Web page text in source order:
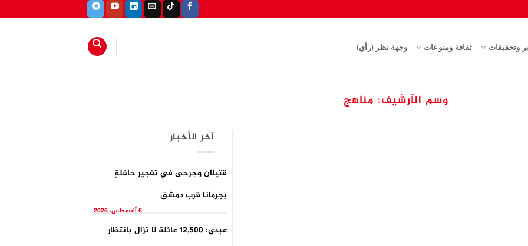
وتحقيقات ثقافة ومنوعات وجهة نظر (رأي)
وسم الآرشيف: مناهج
آخر الأخبار
قتيلان وجرحى في تفجيرِ حافلةٍ
بجرمانا قرب دمشق
6 أغسطس، 2026
عبدي: 12,500 عائلة لا تزال بانتظار